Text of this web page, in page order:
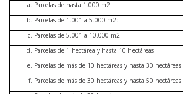
Parcelas de hasta 1.000 m2:
Parcelas de 1.001 a 5.000 m2:
Parcelas de 5.001 a 10.000 m2:
Parcelas de 1 hectárea y hasta 10 hectáreas:
Parcelas de más de 10 hectáreas y hasta 30 hectáreas:
Parcelas de más de 30 hectáreas y hasta 50 hectáreas: